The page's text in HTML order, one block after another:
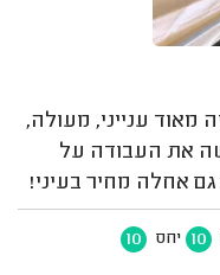
מאוד ענייני, מעולה,
את העבודה על
אחלה מחיר בעיני!
10 יחס 10